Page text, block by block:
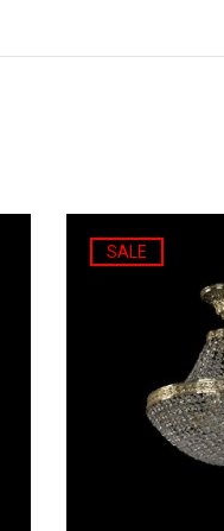
SALE